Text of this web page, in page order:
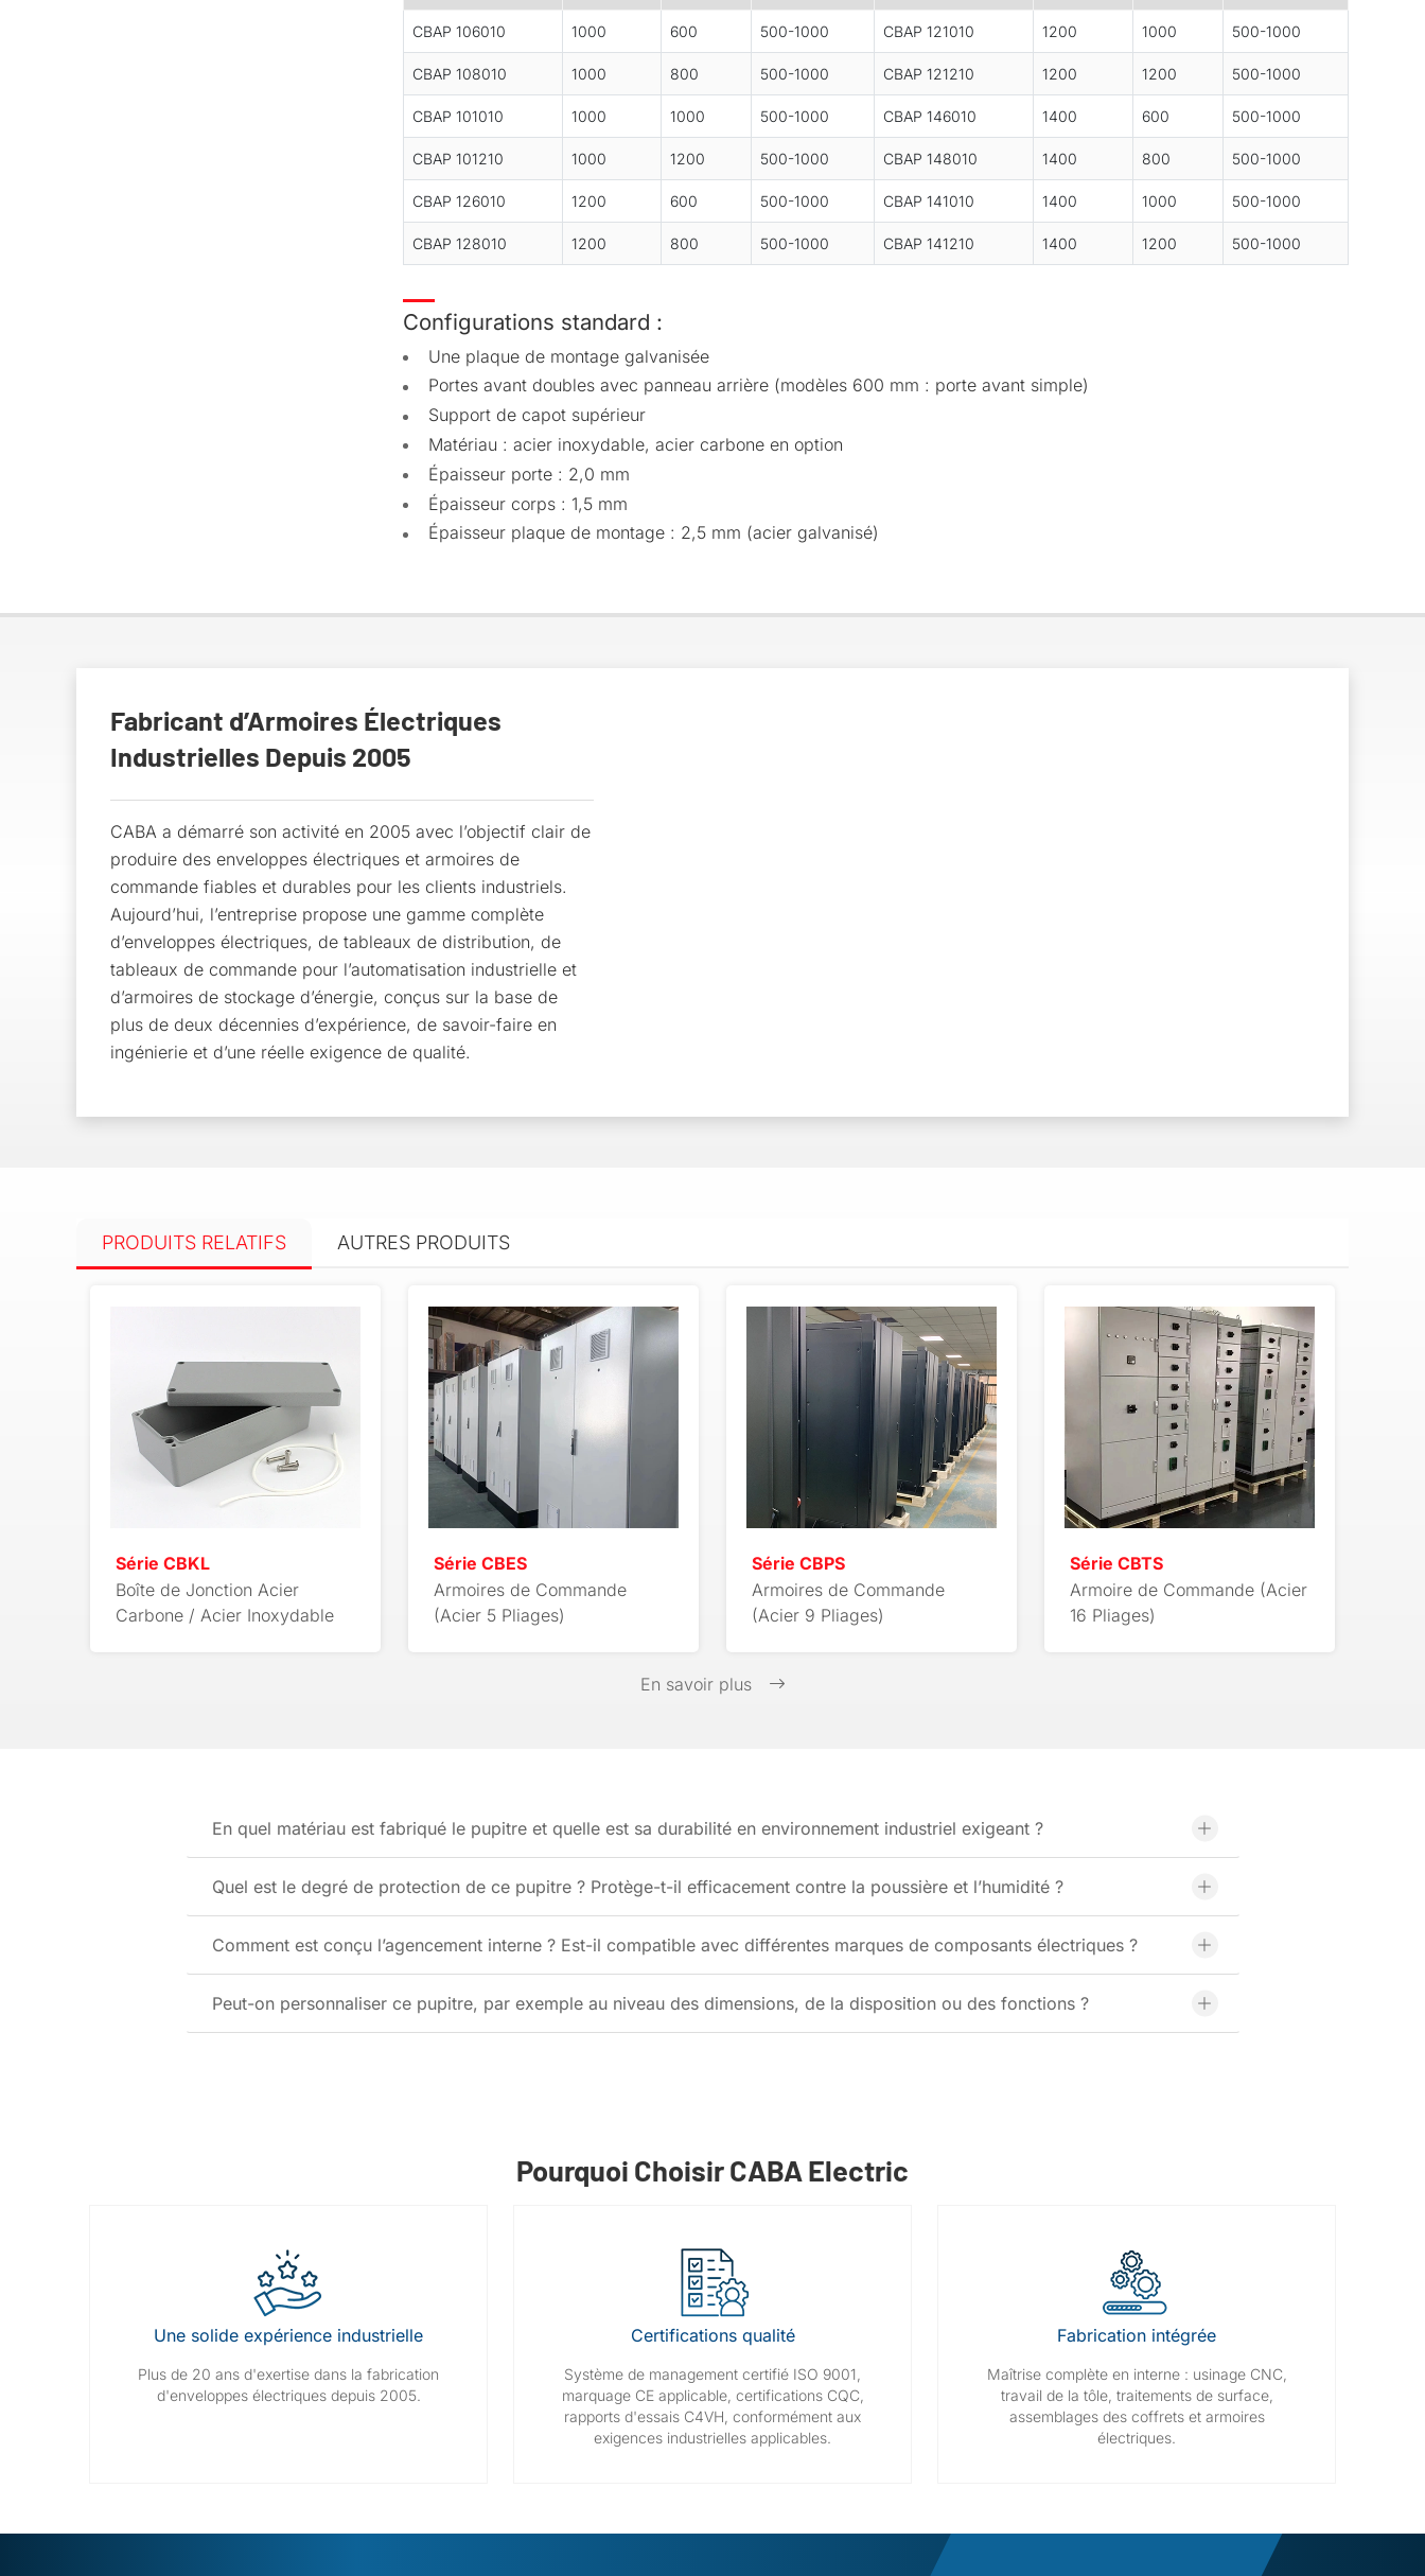
CBAP 106010 1000 600 500-1000 CBAP 121010 1200 1000 500-1000
CBAP 108010 1000 800 500-1000 CBAP 121210 1200 1200 500-1000
CBAP 101010 1000 1000 500-1000 CBAP 146010 1400 600 500-1000
CBAP 101210 1000 1200 500-1000 CBAP 148010 1400 800 500-1000
CBAP 126010 1200 600 500-1000 CBAP 141010 1400 1000 500-1000
CBAP 128010 1200 800 500-1000 CBAP 141210 1400 1200 500-1000
Configurations standard :
Une plaque de montage galvanisée
Portes avant doubles avec panneau arrière (modèles 600 mm : porte avant simple)
Support de capot supérieur
Matériau : acier inoxydable, acier carbone en option
Épaisseur porte : 2,0 mm
Épaisseur corps : 1,5 mm
Épaisseur plaque de montage : 2,5 mm (acier galvanisé)
Fabricant d’Armoires Électriques
Industrielles Depuis 2005
CABA a démarré son activité en 2005 avec l’objectif clair de
produire des enveloppes électriques et armoires de
commande fiables et durables pour les clients industriels.
Aujourd’hui, l’entreprise propose une gamme complète
d’enveloppes électriques, de tableaux de distribution, de
tableaux de commande pour l’automatisation industrielle et
d’armoires de stockage d’énergie, conçus sur la base de
plus de deux décennies d’expérience, de savoir-faire en
ingénierie et d’une réelle exigence de qualité.
PRODUITS RELATIFS AUTRES PRODUITS
Série CBKL
Boîte de Jonction Acier
Carbone / Acier Inoxydable
Série CBES
Armoires de Commande
(Acier 5 Pliages)
Série CBPS
Armoires de Commande
(Acier 9 Pliages)
Série CBTS
Armoire de Commande (Acier
16 Pliages)
En savoir plus
En quel matériau est fabriqué le pupitre et quelle est sa durabilité en environnement industriel exigeant ?
Quel est le degré de protection de ce pupitre ? Protège-t-il efficacement contre la poussière et l’humidité ?
Comment est conçu l’agencement interne ? Est-il compatible avec différentes marques de composants électriques ?
Peut-on personnaliser ce pupitre, par exemple au niveau des dimensions, de la disposition ou des fonctions ?
Pourquoi Choisir CABA Electric
Une solide expérience industrielle
Plus de 20 ans d'exertise dans la fabrication
d'enveloppes électriques depuis 2005.
Certifications qualité
Système de management certifié ISO 9001,
marquage CE applicable, certifications CQC,
rapports d'essais C4VH, conformément aux
exigences industrielles applicables.
Fabrication intégrée
Maîtrise complète en interne : usinage CNC,
travail de la tôle, traitements de surface,
assemblages des coffrets et armoires
électriques.